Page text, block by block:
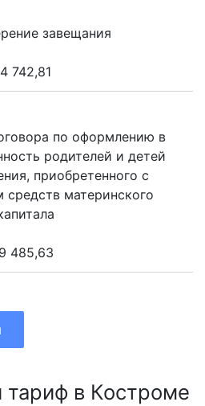
завещания
4 742,81
по оформлению в
родителей и детей
приобретенного с
средств материнского
9 485,63
тариф в Костроме